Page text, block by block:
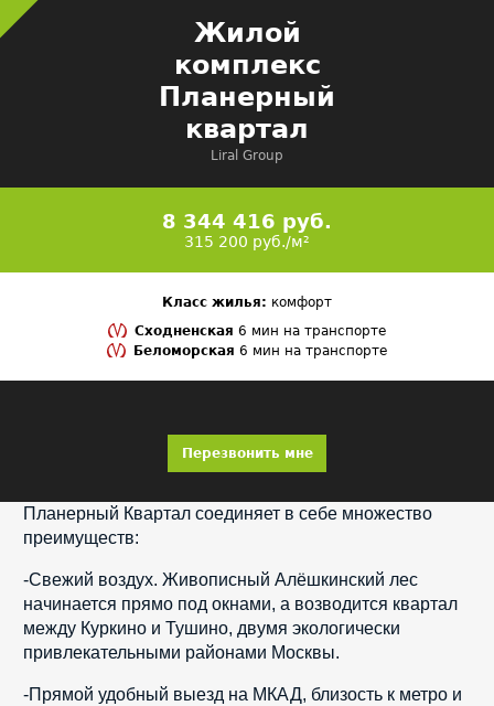
Жилой
комплекс
Планерный
квартал
Liral Group
8 344 416 руб.
315 200 руб./м²
Класс жилья: комфорт
Сходненская 6 мин на транспорте
Беломорская 6 мин на транспорте
Перезвонить мне
Планерный Квартал соединяет в себе множество
преимуществ:
-Свежий воздух. Живописный Алёшкинский лес
начинается прямо под окнами, а возводится квартал
между Куркино и Тушино, двумя экологически
привлекательными районами Москвы.
-Прямой удобный выезд на МКАД, близость к метро и